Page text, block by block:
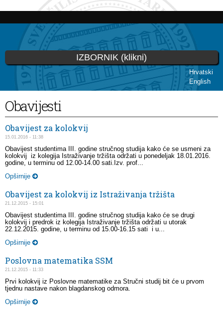
Skip to
content
Hrvatski
English
IZBORNIK (klikni)
You are here
Obavijesti
Obavijest za kolokvij
15.01.2016 - 11:38
Obavijest studentima III. godine stručnog studija kako će se usmeni za
kolokvij iz kolegija Istraživanje tržišta održati u ponedeljak 18.01.2016.
godine, u terminu od 12.00-14.00 sati.Izv. prof...
Opširnije
Obavijest za kolokvij iz Istraživanja tržišta
21.12.2015 - 15:01
Obavijest studentima III. godine stručnog studija kako će se drugi
kolokvij i predrok iz kolegija Istraživanje tržišta održati u utorak
22.12.2015. godine, u terminu od 15.00-16.15 sati i u...
Opširnije
Poslovna matematika SSM
21.12.2015 - 11:33
Prvi kolokvij iz Poslovne matematike za Stručni studij bit će u prvom
tjednu nastave nakon blagdanskog odmora.
Opširnije